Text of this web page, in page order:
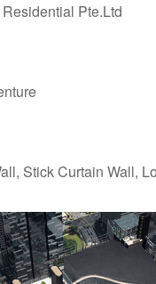
Pte.Ltd
Stick Curtain Wall,